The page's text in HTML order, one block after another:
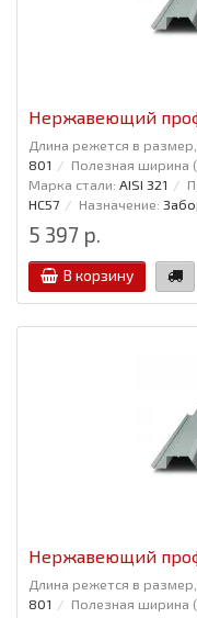
Нержавеющий
Длина режется в
801
Полезная ширина
Марка стали: AISI 321
НС57
Назначение:
5 397 р.
В корзину
Нержавеющий
Длина режется в
801
Полезная ширина